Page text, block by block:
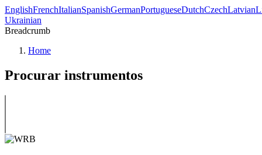
EnglishFrenchItalianSpanishGermanPortugueseDutchCzechLatvian
Ukrainian
Breadcrumb
Home
Procurar instrumentos